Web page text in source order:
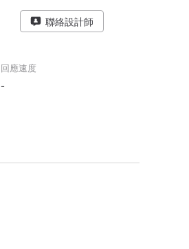
聯絡設計師
回應速度
-